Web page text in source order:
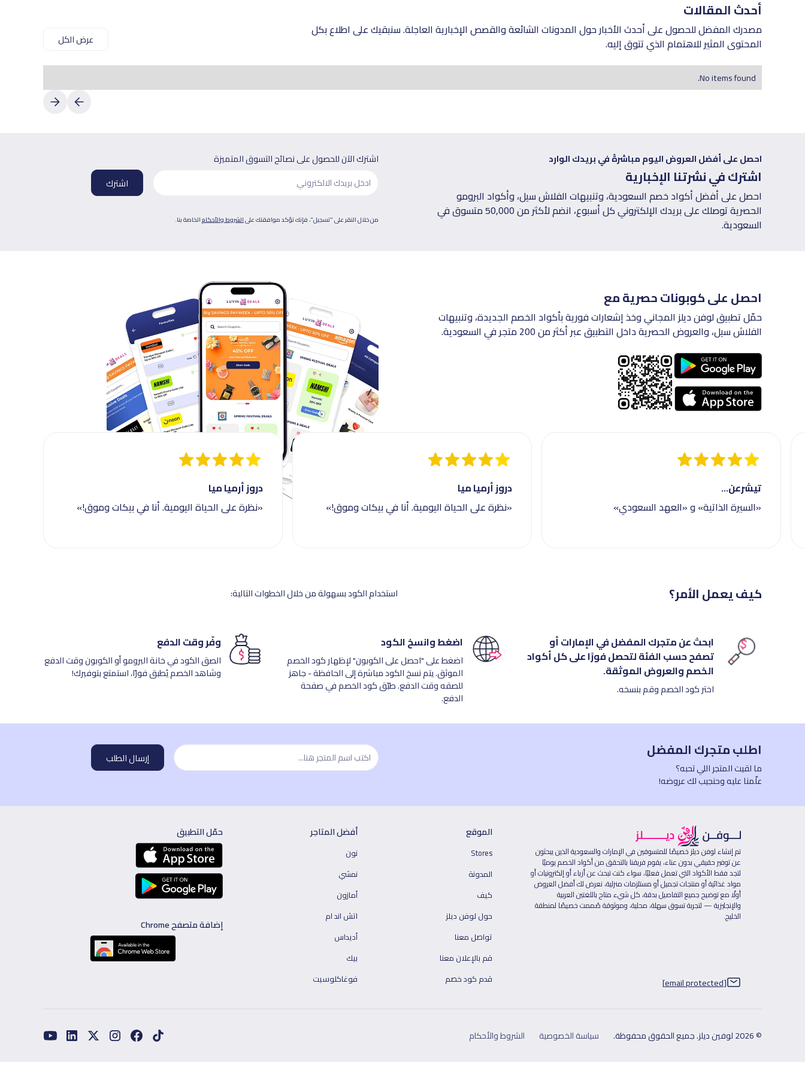
أحدث المقالات
مصدرك المفضل للحصول على أحدث الأخبار حول المدونات الشائعة والقصص الإخبارية العاجلة. سنبقيك على اطلاع بكل
المحتوى المثير للاهتمام الذي تتوق إليه.
عرض الكل
No items found.
احصل على أفضل العروض اليوم مباشرةً في بريدك الوارد
اشترك في نشرتنا الإخبارية
احصل على أفضل أكواد خصم السعودية، وتنبيهات الفلاش سيل، وأكواد البرومو
الحصرية توصلك على بريدك الإلكتروني كل أسبوع، انضم لأكثر من 50,000 متسوق في
السعودية.
اشترك الآن للحصول على نصائح التسوق المتميزة
من خلال النقر على "تسجيل"، فإنك تؤكد موافقتك علىالشروط والأحكامالخاصة بنا.
احصل على كوبونات حصرية مع
حمّل تطبيق لوفن ديلز المجاني وخذ إشعارات فورية بأكواد الخصم الجديدة، وتنبيهات
الفلاش سيل، والعروض الحصرية داخل التطبيق عبر أكثر من 200 متجر في السعودية.
تيشرعن...
«السيرة الذاتية» و «العهد السعودي»
دروز أرميا ميا
«نظرة على الحياة اليومية. أنا في بيكات وموق!»
دروز أرميا ميا
«نظرة على الحياة اليومية. أنا في بيكات وموق!»
كيف يعمل الأمر؟ استخدام الكود بسهولة من خلال الخطوات التالية:
ابحث عن متجرك المفضل في الإمارات أو
تصفح حسب الفئة لتحصل فورًا على كل أكواد
الخصم والعروض الموثقة.
اختر كود الخصم وقم بنسخه.
اضغط وانسخ الكود
اضغط على "احصل على الكوبون" لإظهار كود الخصم
الموثق. يتم نسخ الكود مباشرة إلى الحافظة - جاهز
للصقه وقت الدفع. طبّق كود الخصم في صفحة
الدفع.
وفّر وقت الدفع
الصق الكود في خانة البرومو أو الكوبون وقت الدفع
وشاهد الخصم يُطبق فورًا، استمتع بتوفيرك!
اطلب متجرك المفضل
ما لقيت المتجر اللي تحبه؟
علّمنا عليه وحنجيب لك عروضه!
تم إنشاء لوفن ديلز خصيصًا للمتسوقين في الإمارات والسعودية الذين يبحثون
عن توفير حقيقي بدون عناء، يقوم فريقنا بالتحقق من أكواد الخصم يوميًا
لتجد فقط الأكواد التي تعمل فعليًا، سواء كنت تبحث عن أزياء أو إلكترونيات أو
مواد غذائية أو منتجات تجميل أو مستلزمات منزلية، نعرض لك أفضل العروض
أولًا مع توضيح جميع التفاصيل بدقة، كل شيء متاح باللغتين العربية
والإنجليزية — لتجربة تسوق سهلة، محلية، وموثوقة صُممت خصيصًا لمنطقة
الخليج.
[email protected]
الموقع
Stores
المدونة
كيف
حول لوفن ديلز
تواصل معنا
قم بالإعلان معنا
قدم كود خصم
أفضل المتاجر
نون
نمشي
أمازون
اتش اند ام
أديداس
بيك
فوغاكلوسيت
حمّل التطبيق
إضافة متصفح Chrome
© 2026 لوفين ديلز. جميع الحقوق محفوظة. سياسة الخصوصية الشروط والأحكام